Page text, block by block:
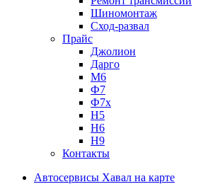
Шиномонтаж
Сход-развал
Прайс
Джолион
Дарго
М6
Ф7
Ф7х
Н5
Н6
Н9
Контакты
Автосервисы Хавал на карте